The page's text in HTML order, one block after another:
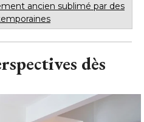
ancien sublimé par des
dès